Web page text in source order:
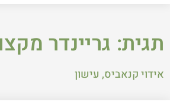
תגית: גריינדר
אידוי קנאביס, עישון